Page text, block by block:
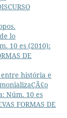
lo
10 es (2010):
DE
história e
Núm. 10 es
FORMAS DE